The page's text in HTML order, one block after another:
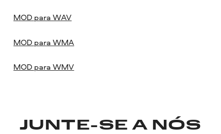
MOD para WAV
MOD para WMA
MOD para WMV
JUNTE-SE A NÓS